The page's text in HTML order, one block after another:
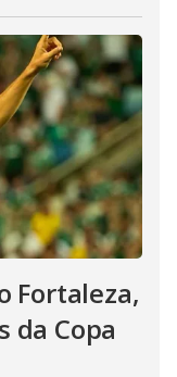
Fortaleza,
da Copa